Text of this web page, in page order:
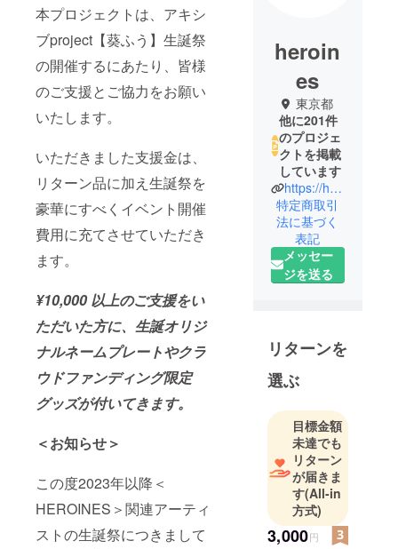
本プロジェクトは、アキシ
ブproject【葵ふう】生誕祭
の開催するにあたり、皆様
のご支援とご協力をお願い
いたします。
いただきました支援金は、
リターン品に加え生誕祭を
豪華にすべくイベント開催
費用に充てさせていただき
ます。
¥10,000 以上のご支援をい
ただいた方に、生誕オリジ
ナルネームプレートやクラ
ウドファンディング限定
グッズが付いてきます。
＜お知らせ＞
この度2023年以降＜
HEROINES＞関連アーティ
ストの生誕祭につきまして
heroin
es
東京都
他に201件
のプロジェ
クトを掲載
しています
https://heroines.jp/#/
特定商取引
法に基づく
表記
メッセー
ジを送る
リターンを
選ぶ
目標金額
未達でも
リターン
が届きま
す(All-in
方式)
3,000円